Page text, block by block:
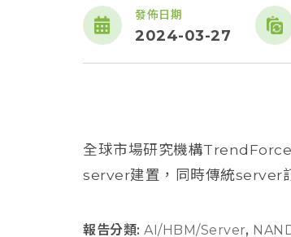
發佈日期
2024-03-27
全球市場研究機構
server建置，同時傳統server
報告分類: AI/HBM/Server,